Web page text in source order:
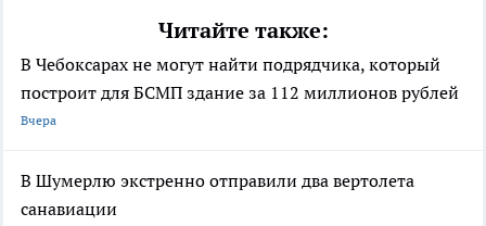
Читайте также:
В Чебоксарах не могут найти подрядчика, который
построит для БСМП здание за 112 миллионов рублей
Вчера
В Шумерлю экстренно отправили два вертолета
санавиации